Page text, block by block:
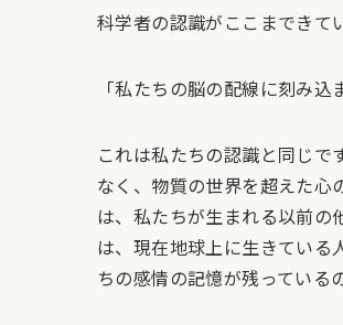
科学者の認識がここまできて
「私たちの脳の配線に刻み
これは私たちの認識と同じ
なく、物質の世界を超えた心
は、私たちが生まれる以前の
は、現在地球上に生きている
ちの感情の記憶が残っている